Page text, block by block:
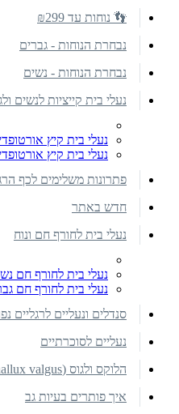
👣 נוחות עד ₪299
נבחרת הנוחות - גברים
נבחרת הנוחות - נשים
נעלי בית קייציות לנשים
נעלי בית קיץ
נעלי בית קיץ
פתרונות משלימים לכף
חדש באתר
נעלי בית לחורף חם ונוח
נעלי בית לחורף חם
נעלי בית לחורף חם
סנדלים ונעליים לרגליים
נעליים לסוכרתיים
הלוקס ולגוס (hallux valgus)
איך פותרים בעיות גב